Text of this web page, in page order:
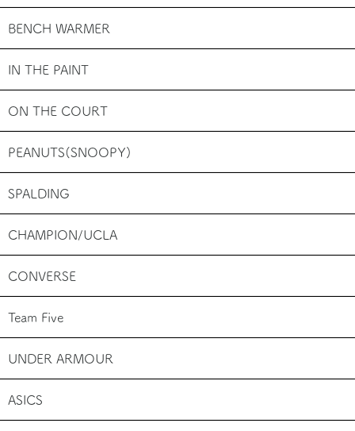
BENCH WARMER
IN THE PAINT
ON THE COURT
PEANUTS(SNOOPY)
SPALDING
CHAMPION/UCLA
CONVERSE
Team Five
UNDER ARMOUR
ASICS